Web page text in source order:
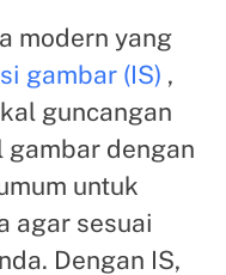
modern yang
gambar (IS) ,
guncangan
gambar dengan
untuk
agar sesuai
Dengan IS,